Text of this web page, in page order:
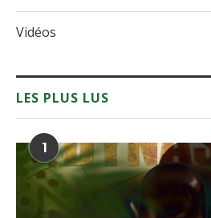
Vidéos
LES PLUS LUS
1